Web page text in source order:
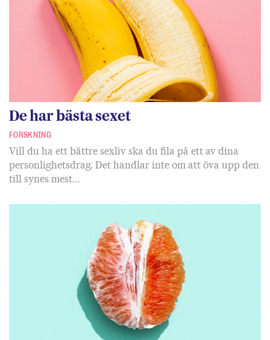
De har bästa sexet
FORSKNING
Vill du ha ett bättre sexliv ska du fila på ett av dina
personlighetsdrag. Det handlar inte om att öva upp den
till synes mest…